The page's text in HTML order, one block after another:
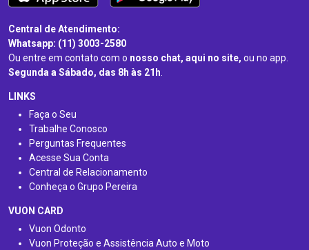
Central de Atendimento:
Whatsapp: (11) 3003-2580
Ou entre em contato com o nosso chat, aqui no site, ou no app.
Segunda a Sábado, das 8h às 21h.
LINKS
Faça o Seu
Trabalhe Conosco
Perguntas Frequentes
Acesse Sua Conta
Central de Relacionamento
Conheça o Grupo Pereira
VUON CARD
Vuon Odonto
Vuon Proteção e Assistência Auto e Moto